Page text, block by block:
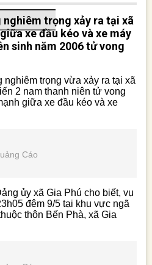
Quảng Cáo Quảng Cáo
trọng xảy ra tại xã
xe đầu kéo và xe máy
sinh năm 2006 tử vong
nghiêm trọng vừa xảy ra tại xã
2 nam thanh niên tử vong
giữa xe đầu kéo và xe
Cáo